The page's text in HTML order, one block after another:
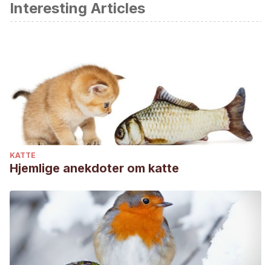
Interesting Articles
KATTE
Hjemlige anekdoter om katte